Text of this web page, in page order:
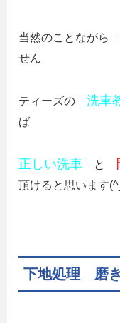
当然のことながら
せん
ティーズの 洗車
ば
正しい洗車 と
頂けると思います
下地処理 磨